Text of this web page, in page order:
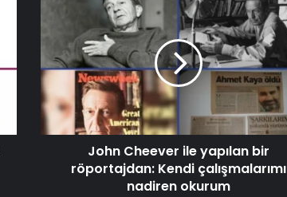
John Cheever ile yapılan bir
röportajdan: Kendi çalışmalarımı
nadiren okurum